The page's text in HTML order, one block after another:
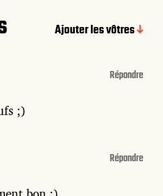
Ajouter les vôtres
;)
Répondre
Répondre